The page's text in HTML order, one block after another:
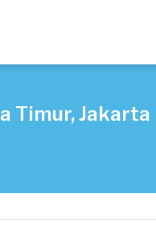
Timur, Jakarta